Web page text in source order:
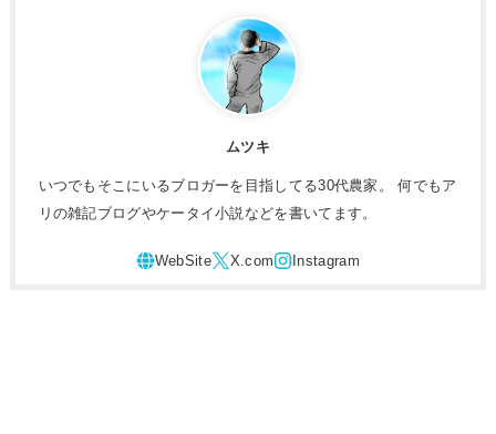
ムツキ
いつでもそこにいるブロガーを目指してる30代農家。 何でもア
リの雑記ブログやケータイ小説などを書いてます。